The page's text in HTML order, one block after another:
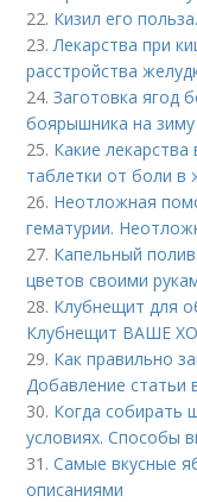
22. Кизил его
23.Лекарства при
расстройства
24.Заготовка ягод
боярышника на зиму
25. Какие
таблетки от боли в
26. Неотложная
гематурии.
27. Капельный
цветов своими
28. Клубнещит для
Клубнещит ВАШЕ
29. Как правильно
Добавление статьи
30. Когда собирать
условиях. Способы
31.Самые вкусные
описаниями